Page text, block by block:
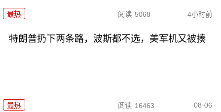
最热 阅读 5068 4小时前
特朗普扔下两条路，波斯都不选，美军机又被揍
最热 阅读 16463 08-06